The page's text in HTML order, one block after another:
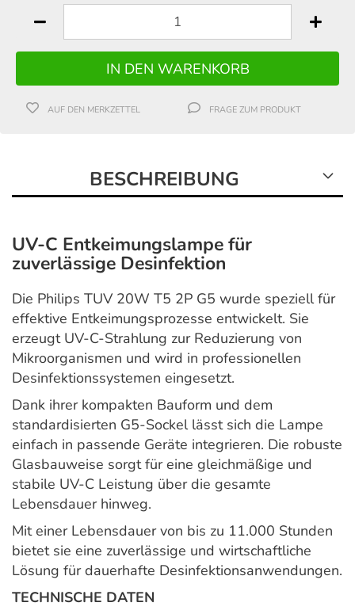
AUF DEN MERKZETTEL FRAGE ZUM PRODUKT
BESCHREIBUNG
UV-C Entkeimungslampe für
zuverlässige Desinfektion
Die Philips TUV 20W T5 2P G5 wurde speziell für
effektive Entkeimungsprozesse entwickelt. Sie
erzeugt UV-C-Strahlung zur Reduzierung von
Mikroorganismen und wird in professionellen
Desinfektionssystemen eingesetzt.
Dank ihrer kompakten Bauform und dem
standardisierten G5-Sockel lässt sich die Lampe
einfach in passende Geräte integrieren. Die robuste
Glasbauweise sorgt für eine gleichmäßige und
stabile UV-C Leistung über die gesamte
Lebensdauer hinweg.
Mit einer Lebensdauer von bis zu 11.000 Stunden
bietet sie eine zuverlässige und wirtschaftliche
Lösung für dauerhafte Desinfektionsanwendungen.
TECHNISCHE DATEN